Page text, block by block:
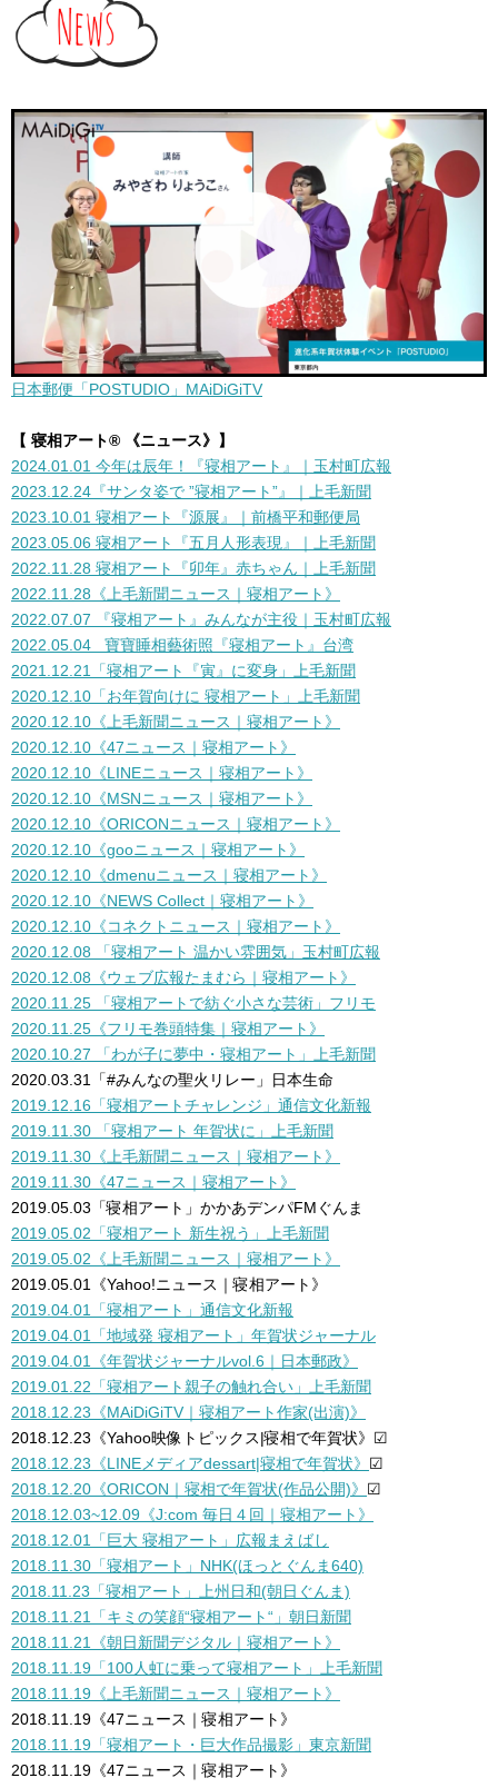
日本郵便「POSTUDIO」MAiDiGiTV
【 寝相アート® 《ニュース》】
2024.01.01 今年は辰年！『寝相アート』｜玉村町広報
2023.12.24『サンタ姿で ”寝相アート”』｜上毛新聞
2023.10.01 寝相アート『源展』｜前橋平和郵便局
2023.05.06 寝相アート『五月人形表現』｜上毛新聞
2022.11.28 寝相アート『卯年』赤ちゃん｜上毛新聞
2022.11.28《上毛新聞ニュース ｜寝相アート 》
2022.07.07 『寝相アート』みんなが主役｜玉村町広報
2022.05.04 寶寶睡相藝術照『寝相アート』台湾
2021.12.21「寝相アート『寅』に変身」上毛新聞
2020.12.10「お年賀向けに 寝相アート」上毛新聞
2020.12.10《上毛新聞ニュース ｜寝相アート 》
2020.12.10《47ニュース｜寝相アート》
2020.12.10《LINEニュース ｜寝相アート 》
2020.12.10《MSNニュース ｜寝相アート 》
2020.12.10《ORICONニュース ｜寝相アート 》
2020.12.10《gooニュース ｜寝相アート 》
2020.12.10《dmenuニュース ｜寝相アート 》
2020.12.10《NEWS Collect｜寝相アート》
2020.12.10《コネクトニュース ｜寝相アート 》
2020.12.08 「寝相アート 温かい雰囲気」玉村町広報
2020.12.08《ウェブ広報たまむら ｜寝相アート 》
2020.11.25 「寝相アートで紡ぐ小さな芸術」フリモ
2020.11.25《フリモ巻頭特集 ｜寝相アート 》
2020.10.27 「わが子に夢中・寝相アート」上毛新聞
2020.03.31「#みんなの聖火リレー」日本生命
2019.12.16「寝相アートチャレンジ」通信文化新報
2019.11.30 「寝相アート 年賀状に」上毛新聞
2019.11.30《上毛新聞ニュース ｜寝相アート 》
2019.11.30《47ニュース｜寝相アート》
2019.05.03「寝相アート」かかあデンパFMぐんま
2019.05.02「寝相アート 新生祝う」上毛新聞
2019.05.02《上毛新聞ニュース ｜寝相アート 》
2019.05.01《Yahoo!ニュース ｜寝相アート 》
2019.04.01「寝相アート」通信文化新報
2019.04.01「地域発 寝相アート」年賀状ジャーナル
2019.04.01《年賀状ジャーナルvol.6｜日本郵政》
2019.01.22「寝相アート親子の触れ合い」上毛新聞
2018.12.23 《MAiDiGiTV｜寝相アート作家(出演)》
2018.12.23《Yahoo映像トピックス|寝相で年賀状》☑︎
2018.12.23《LINEメディアdessart|寝相で年賀状》 ☑︎
2018.12.20《ORICON｜寝相で年賀状(作品公開)》 ☑︎
2018.12.03~12.09《J:com 毎日４回｜寝相アート》
2018.12.01「巨大 寝相アート」広報まえばし
2018.11.30「寝相アート」NHK(ほっとぐんま640)
2018.11.23「寝相アート」上州日和(朝日ぐんま)
2018.11.21「キミの笑顔“寝相アート“ 」朝日新聞
2018.11.21《朝日新聞デジタル ｜寝相アート 》
2018.11.19「100人虹に乗って寝相アート」上毛新聞
2018.11.19《上毛新聞ニュース｜寝相アート》
2018.11.19《47ニュース｜寝相アート》
2018.11.19「寝相アート・巨大作品撮影」東京新聞
2018.11.19《47ニュース｜寝相アート》